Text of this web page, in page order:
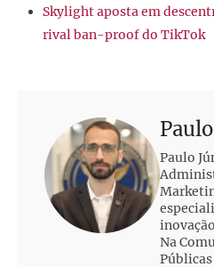
Skylight aposta em
rival ban-proof do TikTok
Paulo
Na
Públicas